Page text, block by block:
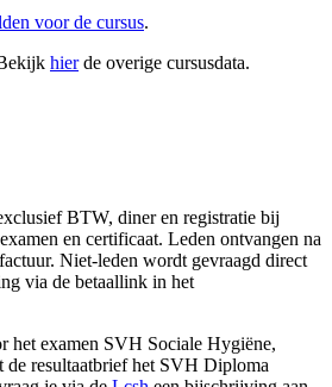
voor de cursus.
hierde overige cursusdata.
BTW, diner en registratie bij
en certificaat. Leden ontvangen na
Niet-leden wordt gevraagd direct
via de betaallink in het
het examen SVH Sociale Hygiëne,
resultaatbrief het SVH Diploma